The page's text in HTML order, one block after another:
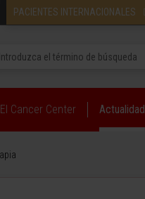
PACIENTES INTERNACIONALES
El Cancer Center Actualidad